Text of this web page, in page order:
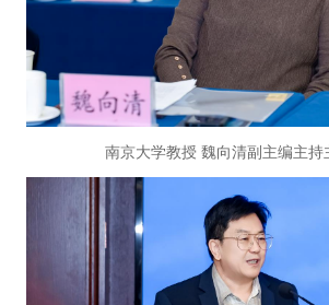
南京大学教授 魏向清副主编主持